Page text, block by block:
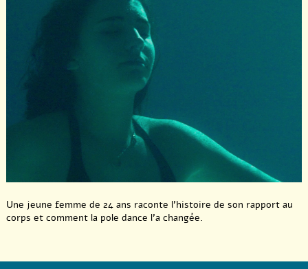
Une jeune femme de 24 ans raconte l’histoire de son rapport au
corps et comment la pole dance l’a changée.